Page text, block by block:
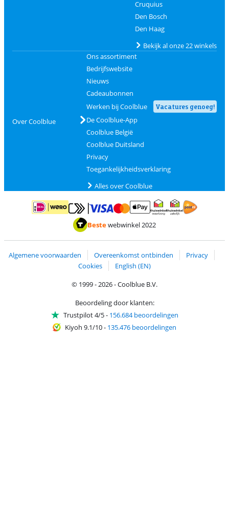
Cruquius
Den Bosch
Den Haag
Bekijk al onze 22 winkels
Over Coolblue
Ons assortiment
Bedrijfswebsite
Nieuws
Cadeaubonnen
Werken bij Coolblue
Vacatures genoeg!
De Coolblue-App
Coolblue België
Coolblue Duitsland
Privacy
Toegankelijkheidsverklaring
Alles over Coolblue
Betalen met iDEAL | WeroBetalen met MasterCard en Visa via ClickToPay
Betalen met ApplePay
Thuiswinkel waarborg
Bestewebwinkel 2022
Algemene voorwaarden Overeenkomst ontbinden
Privacy
Cookies
English (EN)
© 1999 - 2026 - Coolblue B.V.
Beoordeling door klanten:
Trustpilot 4/5- 156.684 beoordelingen
Kiyoh 9.1/10- 135.476 beoordelingen